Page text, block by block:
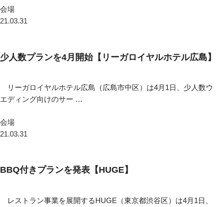
会場
21.03.31
少人数プランを4月開始【リーガロイヤルホテル広島】
リーガロイヤルホテル広島（広島市中区）は4月1日、少人数ウ
エディング向けのサー …
会場
21.03.31
BBQ付きプランを発表【HUGE】
レストラン事業を展開するHUGE（東京都渋谷区）は4月1日、